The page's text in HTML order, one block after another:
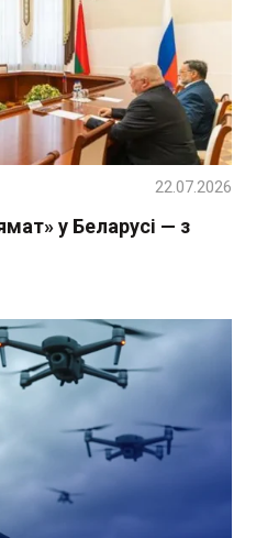
у Беларусі — з
22.07.2026